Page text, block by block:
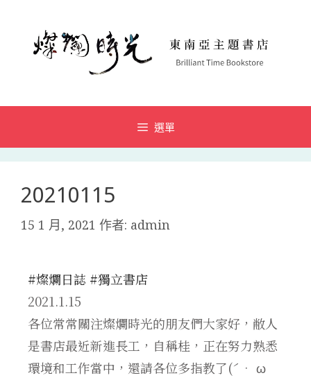
選單
20210115
15 1 月, 2021 作者: admin
#燦爛日誌 #獨立書店
2021.1.15
各位常常關注燦爛時光的朋友們大家好，敝人
是書店最近新進長工，自稱桂，正在努力熟悉
環境和工作當中，還請各位多指教了(ˊ• ω